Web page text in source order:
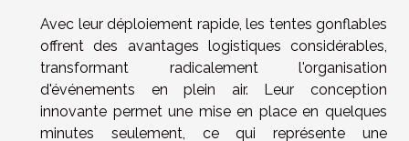
Avec leur déploiement rapide, les tentes gonflables
offrent des avantages logistiques considérables,
transformant radicalement l'organisation
d'événements en plein air. Leur conception
innovante permet une mise en place en quelques
minutes seulement, ce qui représente une